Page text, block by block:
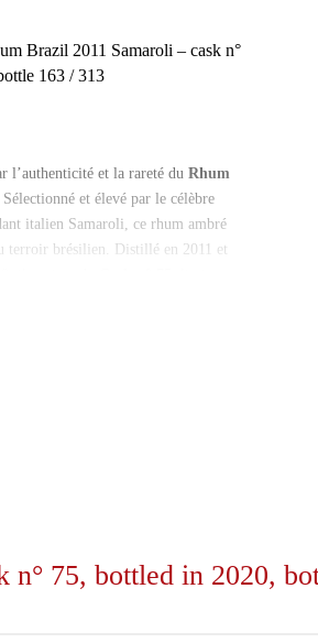
Brazil 2011 Samaroli – cask n°
163 / 313
l’authenticité et la rareté du Rhum
et élevé par le célèbre
italien Samaroli, ce rhum ambré
terroir brésilien. Distillé en 2011 et
313 exemplaires numérotés.
n° 75, bottled in 2020,